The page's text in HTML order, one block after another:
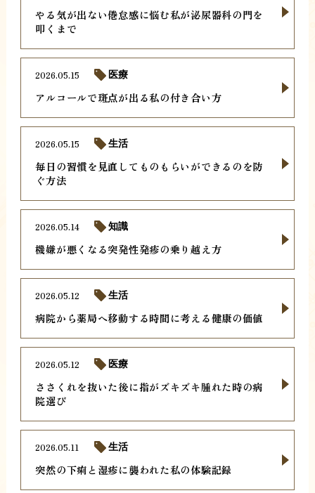
やる気が出ない倦怠感に悩む私が泌尿器科の門を
叩くまで
アルコールで斑点が出る私の付き合い方
2026.05.15 医療
毎日の習慣を見直してものもらいができるのを防
ぐ方法
2026.05.15 生活
機嫌が悪くなる突発性発疹の乗り越え方
2026.05.14 知識
病院から薬局へ移動する時間に考える健康の価値
2026.05.12 生活
ささくれを抜いた後に指がズキズキ腫れた時の病
院選び
2026.05.12 医療
突然の下痢と湿疹に襲われた私の体験記録
2026.05.11 生活